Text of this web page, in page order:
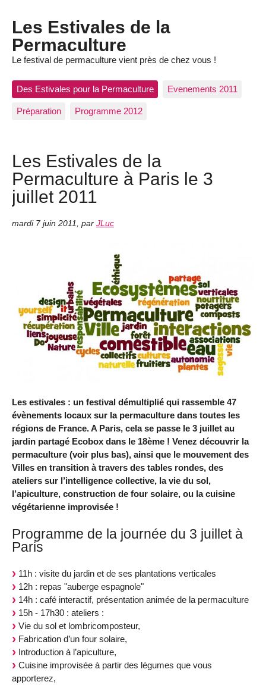
Les Estivales de la
Permaculture
Le festival de permaculture vient près de chez vous !
Des Estivales pour la Permaculture Evenements 2011
Préparation Programme 2012
Les Estivales de la
Permaculture à Paris le 3
juillet 2011
mardi 7 juin 2011 par JLuc
Les estivales : un festival démultiplié qui rassemble 47
évènements locaux sur la permaculture dans toutes les
régions de France. A Paris, cela se passe le 3 juillet au
jardin partagé Ecobox dans le 18ème ! Venez découvrir la
permaculture (voir plus bas), ainsi que le mouvement des
Villes en transition à travers des tables rondes, des
ateliers sur l’intelligence collective, la vie du sol,
l’apiculture, construction de four solaire, ou la cuisine
végétarienne improvisée !
Programme de la journée du 3 juillet à
Paris
11h : visite du jardin et de ses plantations verticales
12h : repas "auberge espagnole"
14h : café interactif, présentation animée de la permaculture
15h - 17h30 : ateliers :
Vie du sol et lombricomposteur,
Fabrication d’un four solaire,
Introduction à l’apiculture,
Cuisine improvisée à partir des légumes que vous
apporterez,